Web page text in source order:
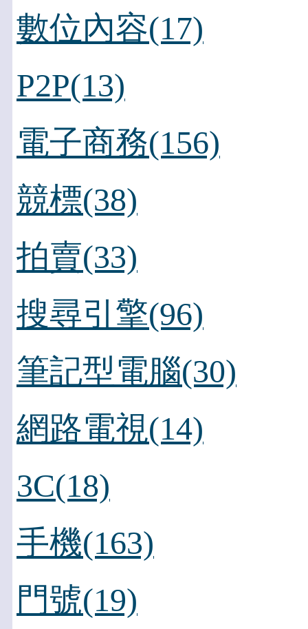
數位內容(17)
P2P(13)
電子商務(156)
競標(38)
拍賣(33)
搜尋引擎(96)
筆記型電腦(30)
網路電視(14)
3C(18)
手機(163)
門號(19)